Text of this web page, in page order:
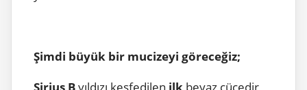
Şimdi büyük bir mucizeyi göreceğiz;
Sirius Byıldızı keşfedilen ilk beyaz cücedir